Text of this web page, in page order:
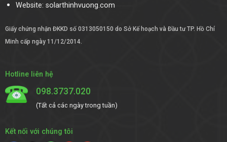
Website: solarthinhvuong.com
Giấy chứng nhận ĐKKD số 0313050150 do Sở Kế hoạch và Đầu tư TP. Hồ Chí
Minh cấp ngày 11/12/2014.
Hotline liên hệ
098.3737.020
(Tất cả các ngày trong tuần)
Kết nối với chúng tôi